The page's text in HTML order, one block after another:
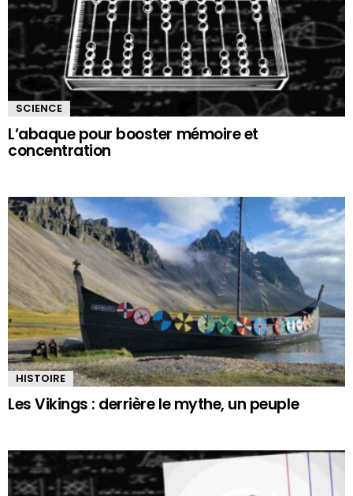
SCIENCE
L’abaque pour booster mémoire et
concentration
HISTOIRE
Les Vikings : derrière le mythe, un peuple